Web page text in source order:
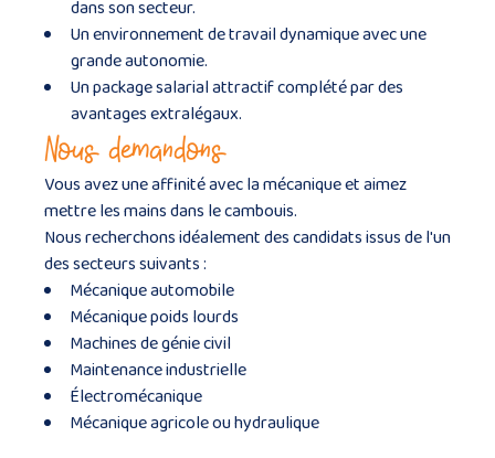
dans son secteur.
Un environnement de travail dynamique avec une
grande autonomie.
Un package salarial attractif complété par des
avantages extralégaux.
Nous demandons
Vous avez une affinité avec la mécanique et aimez
mettre les mains dans le cambouis.
Nous recherchons idéalement des candidats issus de l'un
des secteurs suivants :
Mécanique automobile
Mécanique poids lourds
Machines de génie civil
Maintenance industrielle
Électromécanique
Mécanique agricole ou hydraulique